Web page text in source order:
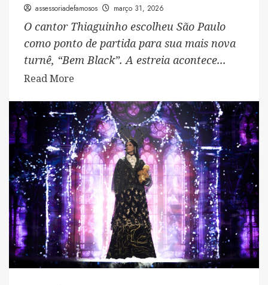
assessoriadefamosos março 31, 2026
O cantor Thiaguinho escolheu São Paulo
como ponto de partida para sua mais nova
turnê, “Bem Black”. A estreia acontece...
Read More
about
Thiaguinho
lança
turnê
“Bem
Black”
com
estreia
em
São
Paulo
e